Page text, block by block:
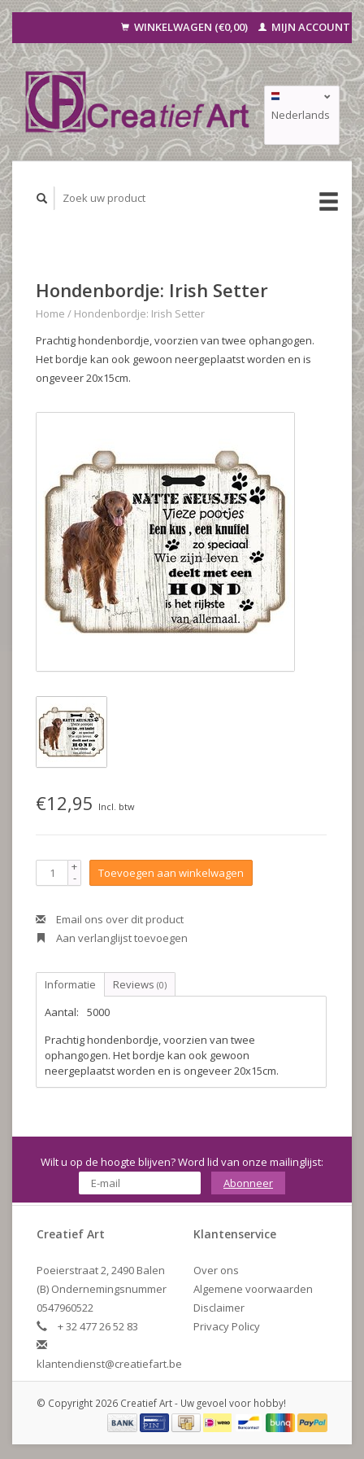
WINKELWAGEN (€0,00) MIJN ACCOUNT
Nederlands
Deutsch
Hondenbordje: Irish Setter
Home / Hondenbordje: Irish Setter
Prachtig hondenbordje, voorzien van twee ophangogen.
Het bordje kan ook gewoon neergeplaatst worden en is
ongeveer 20x15cm.
€12,95 Incl. btw
+
- Toevoegen aan winkelwagen
Email ons over dit product
Aan verlanglijst toevoegen
Informatie Reviews (0)
Aantal:
5000
Prachtig hondenbordje, voorzien van twee
ophangogen. Het bordje kan ook gewoon
neergeplaatst worden en is ongeveer 20x15cm.
Wilt u op de hoogte blijven? Word lid van onze mailinglijst:
Abonneer
Creatief Art
Poeierstraat 2, 2490 Balen
(B) Ondernemingsnummer
0547960522
+ 32 477 26 52 83
klantendienst@creatiefart.be
Klantenservice
Over ons
Algemene voorwaarden
Disclaimer
Privacy Policy
© Copyright 2026 Creatief Art - Uw gevoel voor hobby!